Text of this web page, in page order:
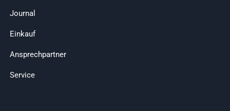
Journal
Einkauf
Ansprechpartner
Service